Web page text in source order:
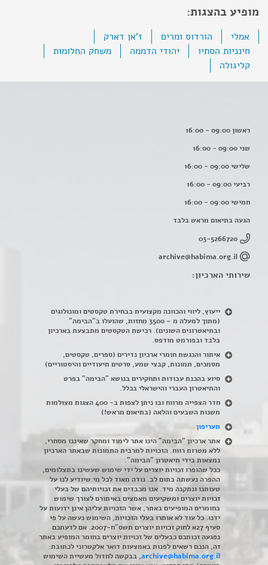
מופיע בהצגות:
אמלי הורדוס ומרים
ז'אן דארק
חינניות הסתיו
יהודי הדממה
משחק החלומות
קליגולה
ראשון 09:00 - 16:00
שני 09:00 - 16:00
שלישי 09:00 - 16:00
רביעי 09:00 - 16:00
חמישי 09:00 - 16:00
הגעה בתיאום מראש בלבד
03-5266720
archive@habima.org.il
שירותי הארכיון:
ייעוץ, ליווי והכוונה מקצועית בבחירת טקסטים ומונולוגים
(מתוך למעלה מ – 3500 מחזות, שהועלו ב"הבימה"
ובתיאטרונים השונים). רכישת הטקסטים מתבצעת בארכיון
בלבד ובפורמט מודפס.
איתור והנגשת חומרי ארכיון נדירים (ספרים, טקסטים,
מסמכים, תמונות, קבצי שמע, סרטים תיעודיים והיסטוריים)
סיוע בהכנת עבודות ותחקירים בנושא "הבימה" בפרט
והתיאטרון העברי והישראלי בכלל.
חדר הצפייה מרווח ובו ניתן לצפות ב- 400 הצגות מצולמות
משנות השבעים והלאה (בתיאום מראש!)
תעריפון
אתר ארכיון "הבימה" הינו אתר לימוד ומחקר שאיננו מסחרי,
ללא מטרות רווח. הזכויות למרבית התמונות שבאתר הארכיון
נמצאות בידי תיאטרון "הבימה".
ככל שהופרו זכויות יוצרים על ידי שימוש שעשינו בתצלומים,
ההפרה נעשתה בתום לב. נודה מאוד לכל מי שיודיע לנו על
טעותנו ונתקנה מיד. אנו מכבדים את זכויותיהם של בעלי
זכויות יוצרים ומשקיעים מאמצים באיתורם לצורך שימוש
בחומרים המופיעים באתר, אשר הזכויות עליהן אינן ידועות על
ידנו. כל עוד לא אותרו בעלי הזכויות, השימוש נעשה על פי
סעיף 27א לחוק זכויות יוצרים תשס"ח-2007. אם לדעתכם
נפגעה זכותכם כבעלים של זכויות יוצרים בחומר המופיע באתר
זה, הנכם רשאים לפנות באמצעות דואר אלקטרוני לכתובת:
archive@habima.org.il, בבקשה לחדול מעשיית השימוש